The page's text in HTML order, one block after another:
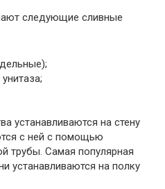
следующие сливные
устанавливаются на стену
с ней с помощью
трубы. Самая популярная
устанавливаются на полку